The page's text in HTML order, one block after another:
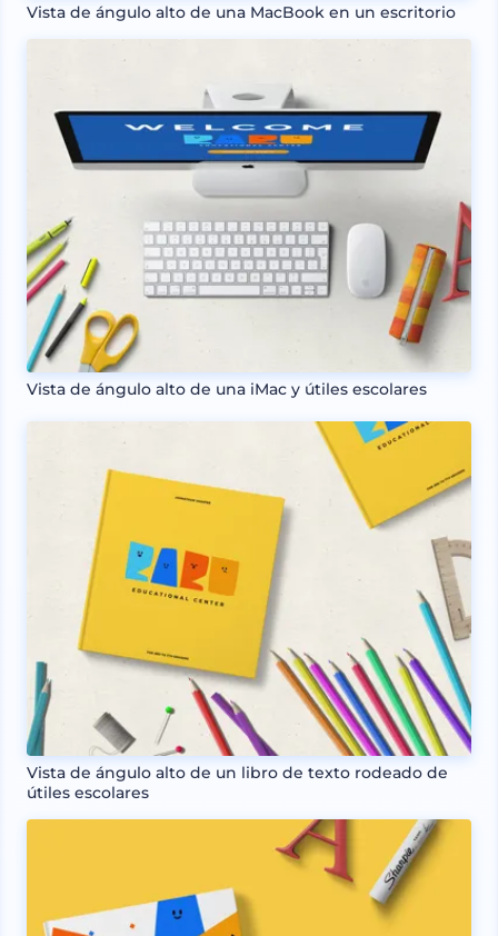
Vista de ángulo alto de una MacBook en un escritorio
Vista de ángulo alto de una iMac y útiles escolares
Vista de ángulo alto de un libro de texto rodeado de
útiles escolares